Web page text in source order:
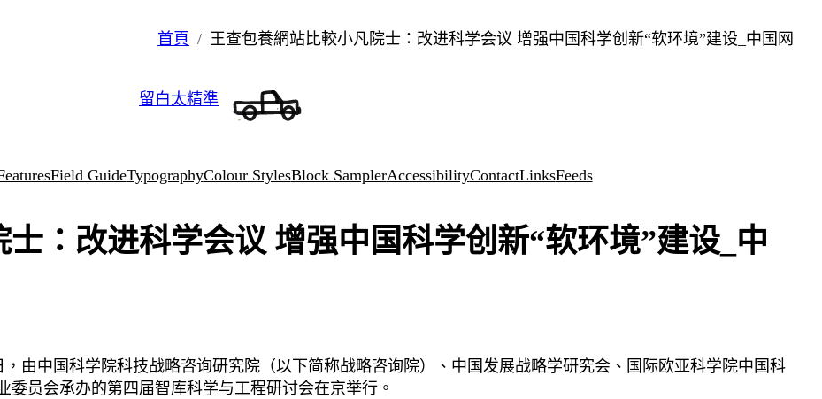
首頁 王查包養網站比較小凡院士：改进科学会议 增强中国科学创新“软环境”建设_中国网
留白太精準
Field GuideTypographyColour StylesBlock SamplerAccessibilityContactLinksFeeds
：改进科学会议 增强中国科学创新“软环境”建设_中
由中国科学院科技战略咨询研究院（以下简称战略咨询院）、中国发展战略学研究会、国际欧亚科学院中国科
员会承办的第四届智库科学与工程研讨会在京举行。